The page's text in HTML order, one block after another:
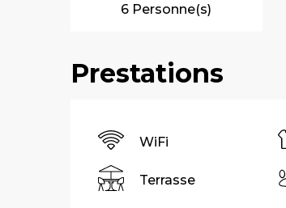
6 Personne(s)
Prestations
WiFi
Terrasse